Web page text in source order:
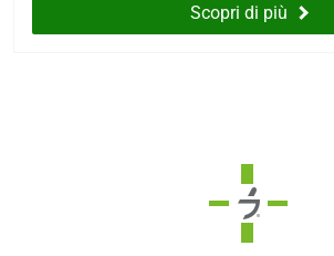
Scopri di più